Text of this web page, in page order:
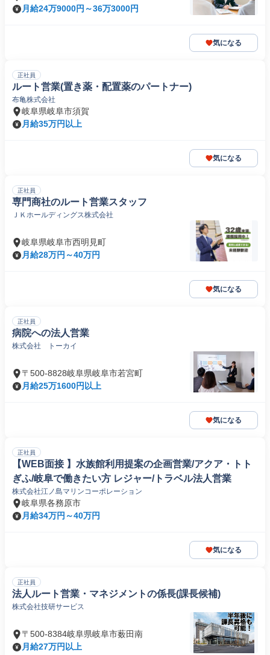
月給24万9000円～36万3000円
気になる
正社員
ルート営業(置き薬・配置薬のパートナー)
布亀株式会社
岐阜県岐阜市須賀
月給35万円以上
気になる
正社員
専門商社のルート営業スタッフ
ＪＫホールディングス株式会社
岐阜県岐阜市西明見町
月給28万円～40万円
気になる
正社員
病院への法人営業
株式会社 トーカイ
〒500-8828岐阜県岐阜市若宮町
月給25万1600円以上
気になる
正社員
【WEB面接 】水族館利用提案の企画営業/アクア・トト
ぎふ/岐阜で働きたい方 レジャー/トラベル法人営業
株式会社江ノ島マリンコーポレーション
岐阜県各務原市
月給34万円～40万円
気になる
正社員
法人ルート営業・マネジメントの係長(課長候補)
株式会社技研サービス
〒500-8384岐阜県岐阜市薮田南
月給27万円以上